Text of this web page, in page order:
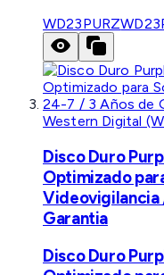
WD23PURZ
Western Digital
Disco Duro
Optimizado
Videovigilancia
Garantia
Disco Duro